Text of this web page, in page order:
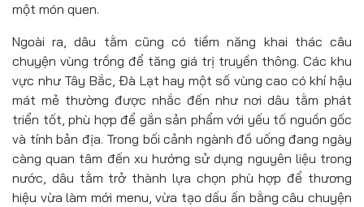
một món quen.
Ngoài ra, dâu tằm cũng có tiềm năng khai thác câu
chuyện vùng trồng để tăng giá trị truyền thông. Các khu
vực như Tây Bắc, Đà Lạt hay một số vùng cao có khí hậu
mát mẻ thường được nhắc đến như nơi dâu tằm phát
triển tốt, phù hợp để gắn sản phẩm với yếu tố nguồn gốc
và tính bản địa. Trong bối cảnh ngành đồ uống đang ngày
càng quan tâm đến xu hướng sử dụng nguyên liệu trong
nước, dâu tằm trở thành lựa chọn phù hợp để thương
hiệu vừa làm mới menu, vừa tạo dấu ấn bằng câu chuyện